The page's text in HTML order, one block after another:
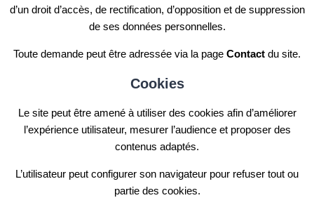
d’un droit d’accès, de rectification, d’opposition et de suppression
de ses données personnelles.
Toute demande peut être adressée via la page Contact du site.
Cookies
Le site peut être amené à utiliser des cookies afin d’améliorer
l’expérience utilisateur, mesurer l’audience et proposer des
contenus adaptés.
L’utilisateur peut configurer son navigateur pour refuser tout ou
partie des cookies.